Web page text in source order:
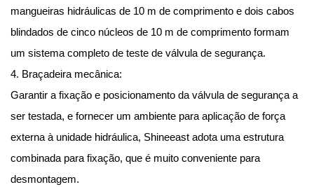
mangueiras hidráulicas de 10 m de comprimento e dois cabos
blindados de cinco núcleos de 10 m de comprimento formam
um sistema completo de teste de válvula de segurança.
4. Braçadeira mecânica:
Garantir a fixação e posicionamento da válvula de segurança a
ser testada, e fornecer um ambiente para aplicação de força
externa à unidade hidráulica, Shineeast adota uma estrutura
combinada para fixação, que é muito conveniente para
desmontagem.